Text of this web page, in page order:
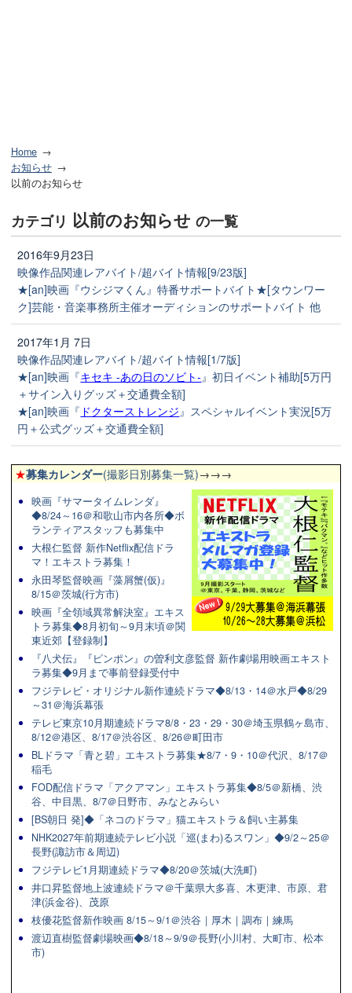
Home
お知らせ
以前のお知らせ
カテゴリ 以前のお知らせ の一覧
2016年9月23日
映像作品関連レアバイト/超バイト情報[9/23版]
★[an]映画『ウシジマくん』特番サポートバイト★[タウンワー
ク]芸能・音楽事務所主催オーディションのサポートバイト 他
2017年1月 7日
映像作品関連レアバイト/超バイト情報[1/7版]
★[an]映画『キセキ -あの日のソビト-』初日イベント補助[5万円
＋サイン入りグッズ＋交通費全額]
★[an]映画『 ドクターストレンジ』スペシャルイベント実況[5万
円＋公式グッズ＋交通費全額]
★募集カレンダー(撮影日別募集一覧)→→→
映画『サマータイムレンダ』
◆8/24～16＠和歌山市内各所◆ボ
ランティアスタッフも募集中
大根仁監督 新作Netflix配信ドラ
マ！エキストラ募集！
永田琴監督映画『藻屑蟹(仮)』
8/15＠茨城(行方市)
映画『全領域異常解決室』エキス
トラ募集◆8月初旬～9月末頃＠関
東近郊【登録制】
『八犬伝』『ピンポン』の曽利文彦監督 新作劇場用映画エキスト
ラ募集◆9月まで事前登録受付中
フジテレビ・オリジナル新作連続ドラマ◆8/13・14＠水戸◆8/29
～31＠海浜幕張
テレビ東京10月期連続ドラマ8/8・23・29・30＠埼玉県鶴ヶ島市、
8/12＠港区、8/17＠渋谷区、8/26＠町田市
BLドラマ「青と碧」エキストラ募集★8/7・9・10＠代沢、8/17＠
稲毛
FOD配信ドラマ「アクアマン」エキストラ募集◆8/5＠新橋、渋
谷、中目黒、8/7＠日野市、みなとみらい
[BS朝日 発]◆「ネコのドラマ」猫エキストラ＆飼い主募集
NHK2027年前期連続テレビ小説「巡(まわ)るスワン」◆9/2～25＠
長野(諏訪市＆周辺)
フジテレビ1月期連続ドラマ◆8/20＠茨城(大洗町)
井口昇監督地上波連続ドラマ＠千葉県大多喜、木更津、市原、君
津(浜金谷)、茂原
枝優花監督新作映画 8/15～9/1＠渋谷｜厚木｜調布｜練馬
渡辺直樹監督劇場映画◆8/18～9/9＠長野(小川村、大町市、松本
市)